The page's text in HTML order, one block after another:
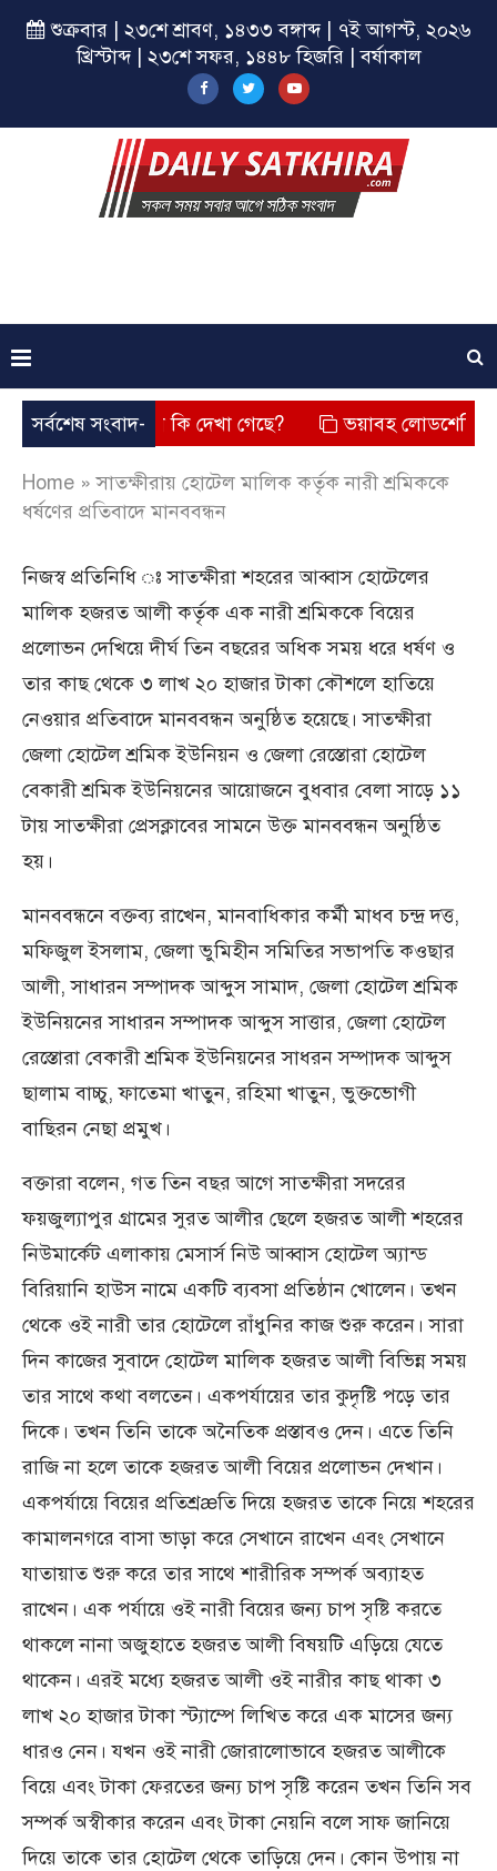
শুক্রবার | ২৩শে শ্রাবণ, ১৪৩৩ বঙ্গাব্দ | ৭ই আগস্ট, ২০২৬
খ্রিস্টাব্দ | ২৩শে সফর, ১৪৪৮ হিজরি | বর্ষাকাল
সর্বশেষ সংবাদ-
তার চেহারা কি দেখা গেছে? ভয়াবহ লোডশেডিং, বিদ্যুত –
Home »সাতক্ষীরায় হোটেল মালিক কর্তৃক নারী শ্রমিককে
ধর্ষণের প্রতিবাদে মানববন্ধন
নিজস্ব প্রতিনিধি ঃ সাতক্ষীরা শহরের আব্বাস হোটেলের
মালিক হজরত আলী কর্তৃক এক নারী শ্রমিককে বিয়ের
প্রলোভন দেখিয়ে দীর্ঘ তিন বছরের অধিক সময় ধরে ধর্ষণ ও
তার কাছ থেকে ৩ লাখ ২০ হাজার টাকা কৌশলে হাতিয়ে
নেওয়ার প্রতিবাদে মানববন্ধন অনুষ্ঠিত হয়েছে। সাতক্ষীরা
জেলা হোটেল শ্রমিক ইউনিয়ন ও জেলা রেস্তোরা হোটেল
বেকারী শ্রমিক ইউনিয়নের আয়োজনে বুধবার বেলা সাড়ে ১১
টায় সাতক্ষীরা প্রেসক্লাবের সামনে উক্ত মানববন্ধন অনুষ্ঠিত
হয়।
মানববন্ধনে বক্তব্য রাখেন, মানবাধিকার কর্মী মাধব চন্দ্র দত্ত,
মফিজুল ইসলাম, জেলা ভুমিহীন সমিতির সভাপতি কওছার
আলী, সাধারন সম্পাদক আব্দুস সামাদ, জেলা হোটেল শ্রমিক
ইউনিয়নের সাধারন সম্পাদক আব্দুস সাত্তার, জেলা হোটেল
রেস্তোরা বেকারী শ্রমিক ইউনিয়নের সাধরন সম্পাদক আব্দুস
ছালাম বাচ্চু, ফাতেমা খাতুন, রহিমা খাতুন, ভুক্তভোগী
বাছিরন নেছা প্রমুখ।
বক্তারা বলেন, গত তিন বছর আগে সাতক্ষীরা সদরের
ফয়জুল্যাপুর গ্রামের সুরত আলীর ছেলে হজরত আলী শহরের
নিউমার্কেট এলাকায় মেসার্স নিউ আব্বাস হোটেল অ্যান্ড
বিরিয়ানি হাউস নামে একটি ব্যবসা প্রতিষ্ঠান খোলেন। তখন
থেকে ওই নারী তার হোটেলে রাঁধুনির কাজ শুরু করেন। সারা
দিন কাজের সুবাদে হোটেল মালিক হজরত আলী বিভিন্ন সময়
তার সাথে কথা বলতেন। একপর্যায়ের তার কুদৃষ্টি পড়ে তার
দিকে। তখন তিনি তাকে অনৈতিক প্রস্তাবও দেন। এতে তিনি
রাজি না হলে তাকে হজরত আলী বিয়ের প্রলোভন দেখান।
একপর্যায়ে বিয়ের প্রতিশ্রæতি দিয়ে হজরত তাকে নিয়ে শহরের
কামালনগরে বাসা ভাড়া করে সেখানে রাখেন এবং সেখানে
যাতায়াত শুরু করে তার সাথে শারীরিক সম্পর্ক অব্যাহত
রাখেন। এক পর্যায়ে ওই নারী বিয়ের জন্য চাপ সৃষ্টি করতে
থাকলে নানা অজুহাতে হজরত আলী বিষয়টি এড়িয়ে যেতে
থাকেন। এরই মধ্যে হজরত আলী ওই নারীর কাছ থাকা ৩
লাখ ২০ হাজার টাকা স্ট্যাম্পে লিখিত করে এক মাসের জন্য
ধারও নেন। যখন ওই নারী জোরালোভাবে হজরত আলীকে
বিয়ে এবং টাকা ফেরতের জন্য চাপ সৃষ্টি করেন তখন তিনি সব
সম্পর্ক অস্বীকার করেন এবং টাকা নেয়নি বলে সাফ জানিয়ে
দিয়ে তাকে তার হোটেল থেকে তাড়িয়ে দেন। কোন উপায় না